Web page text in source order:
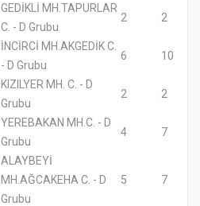
GEDİKLİ MH.TAPURLAR
C. - D Grubu
2 2
İNCİRCİ MH.AKGEDİK C.
- D Grubu
6 10
KIZILYER MH. C. - D
Grubu
2 2
YEREBAKAN MH.C. - D
Grubu
4 7
ALAYBEYİ
MH.AĞCAKEHA C. - D
Grubu
5 7